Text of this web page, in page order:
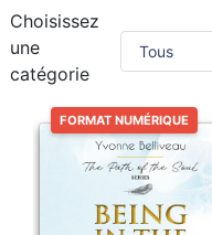
Choisissez
une
catégorie
FORMAT NUMÉRIQUE